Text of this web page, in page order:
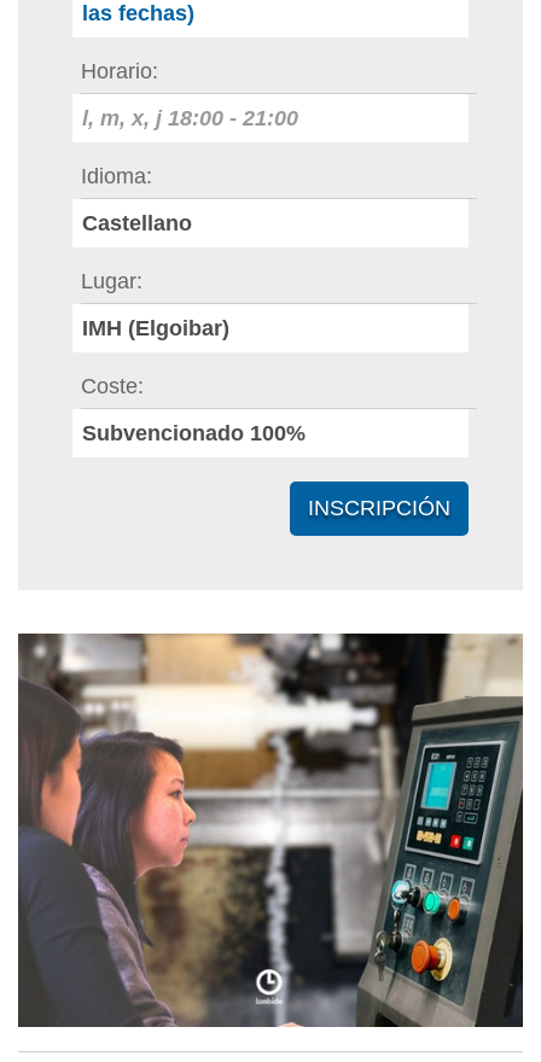
las fechas)
Horario
l, m, x, j 18:00 - 21:00
Idioma
Castellano
Lugar
IMH (Elgoibar)
Coste
Subvencionado 100%
INSCRIPCIÓN